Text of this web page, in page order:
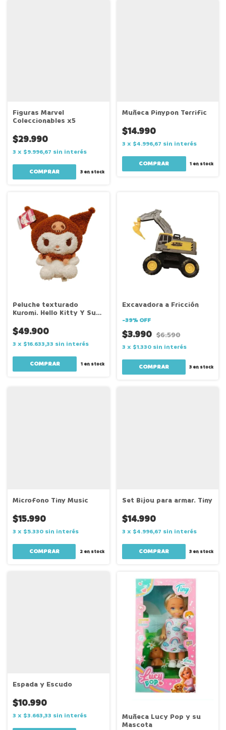
Figuras Marvel
Coleccionables x5
$29.990
3 x $9.996,67 sin interés
3en stock
Muñeca Pinypon Terrific
$14.990
3 x $4.996,67 sin interés
1 en stock
Peluche texturado
Kuromi. Hello Kitty Y Sus
$49.900
3 x $16.633,33 sin interés
1en stock
Excavadora a Fricción
-39%OFF
$3.990 $6.590
3 x $1.330 sin interés
3 en stock
Microfono Tiny Music
$15.990
3 x $5.330 sin interés
2en stock
Set Bijou para armar. Tiny
$14.990
3 x $4.996,67 sin interés
3 en stock
Espada y Escudo
$10.990
3 x $3.663,33 sin interés
Muñeca Lucy Pop y su
Mascota